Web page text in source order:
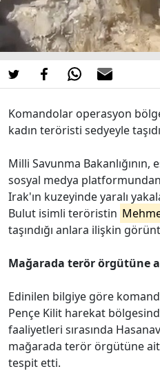
Komandolar operasyon
kadın teröristi sedyeyle
Milli Savunma Bakanlığının,
sosyal medya platformundan
Irak'ın kuzeyinde yaralı
Bulut isimli teröristin
taşındığı anlara ilişkin
Mağarada terör örgütüne
Edinilen bilgiye göre
Pençe Kilit harekat
faaliyetleri sırasında
mağarada terör örgütüne
tespit etti.